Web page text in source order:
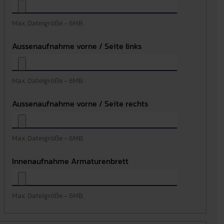
Max. Dateigröße - 6MB.
Aussenaufnahme vorne / Seite links
Max. Dateigröße - 6MB.
Aussenaufnahme vorne / Seite rechts
Max. Dateigröße - 6MB.
Innenaufnahme Armaturenbrett
Max. Dateigröße - 6MB.